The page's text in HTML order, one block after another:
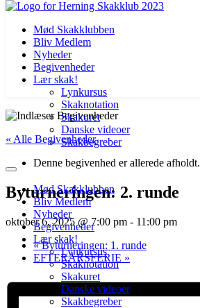
Videre
indhold
Mød Skakklubben
Bliv Medlem
Nyheder
Begivenheder
Lær skak!
Lynkursus
Skaknotation
Skakuret
Danske videoer
Skakbegreber
Mød Skakklubben
Bliv Medlem
Nyheder
Begivenheder
Lær skak!
Lynkursus
Skaknotation
Skakuret
Danske videoer
Skakbegreber
« Alle Begivenheder
Denne begivenhed er allerede afholdt.
Byturneringen: 2. runde
oktober 6, 2025 @ 7:00 pm - 11:00 pm
«Byturneringen: 1. runde
EFTERÅRSFERIE »